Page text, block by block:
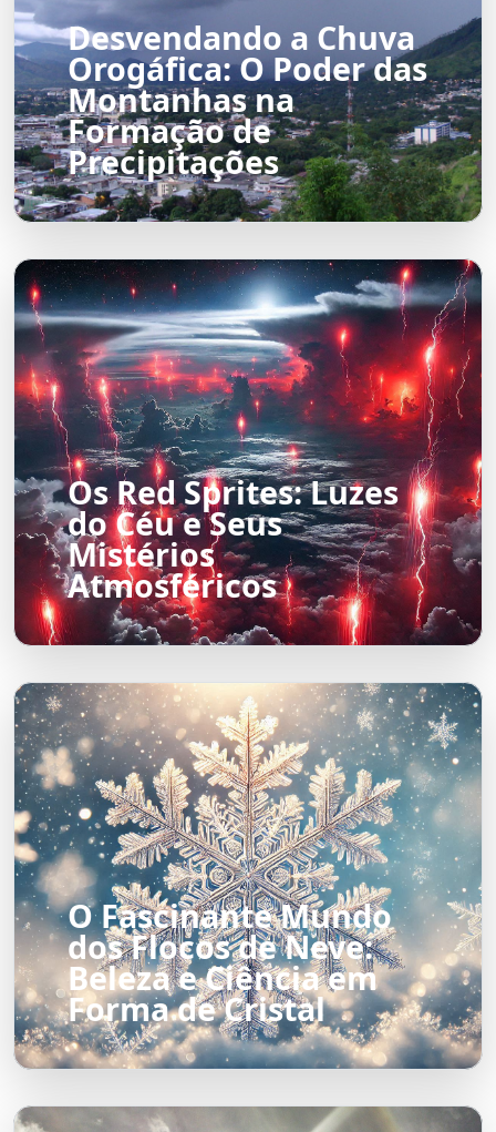
Desvendando a Chuva
Orogáfica: O Poder das
Montanhas na
Formação de
Precipitações
Os Red Sprites: Luzes
do Céu e Seus
Mistérios
Atmosféricos
O Fascinante Mundo
dos Flocos de Neve:
Beleza e Ciência em
Forma de Cristal